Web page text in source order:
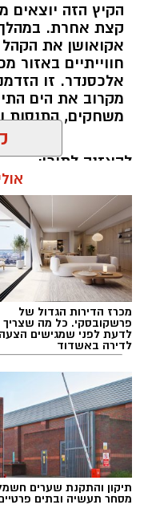
הקיץ הזה יוצאים
קצת אחרת.
אקואושן את
חווייתיים באזור
אלכסנדר. זו
מקרוב את הים
משחקים, התנסות
להאזנה לתוכן:
אלדה נתנאל / 09:24 07.08.26
טיול
מכרז הדירות הגדול של
פרשקובסקי. כל מה שצריך
לדעת לפני שמגישים הצעה
לדירה באשדוד
תיקון והתקנת שערים
מסחר תעשיה ובתים